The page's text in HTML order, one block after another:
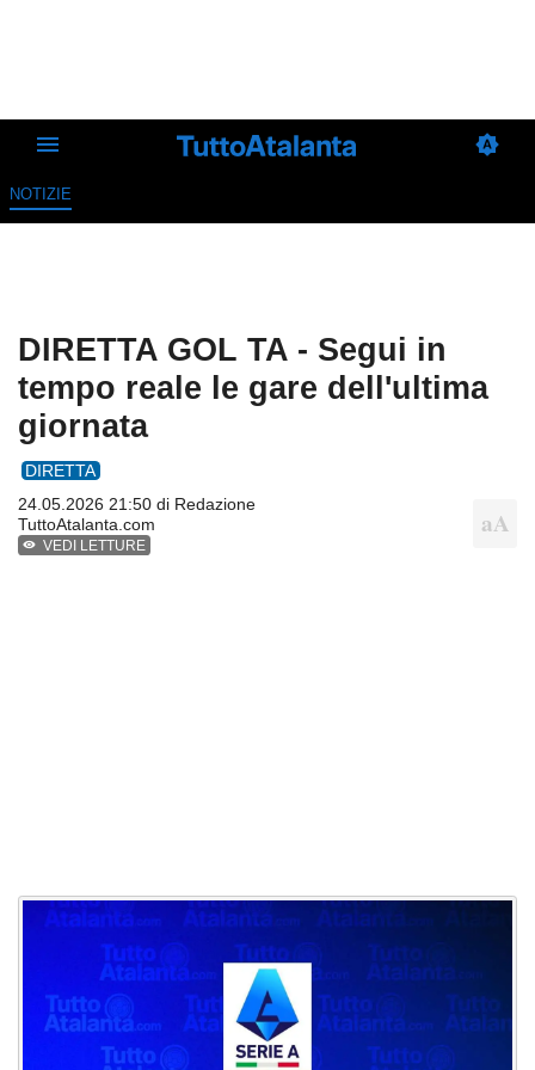
NOTIZIE
DIRETTA GOL TA - Segui in
tempo reale le gare dell'ultima
giornata
DIRETTA
24.05.2026 21:50 di Redazione
TuttoAtalanta.com
VEDI LETTURE